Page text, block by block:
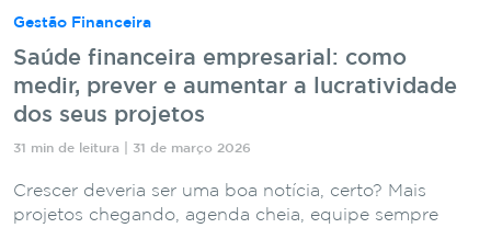
Gestão Financeira
Saúde financeira empresarial: como
medir, prever e aumentar a lucratividade
dos seus projetos
31 min de leitura | 31 de março 2026
Crescer deveria ser uma boa notícia, certo? Mais
projetos chegando, agenda cheia, equipe sempre